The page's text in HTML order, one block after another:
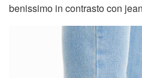
benissimo in contrasto con